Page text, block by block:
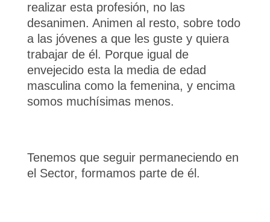
realizar esta profesión, no las
desanimen. Animen al resto, sobre todo
a las jóvenes a que les guste y quiera
trabajar de él. Porque igual de
envejecido esta la media de edad
masculina como la femenina, y encima
somos muchísimas menos.
Tenemos que seguir permaneciendo en
el Sector, formamos parte de él.